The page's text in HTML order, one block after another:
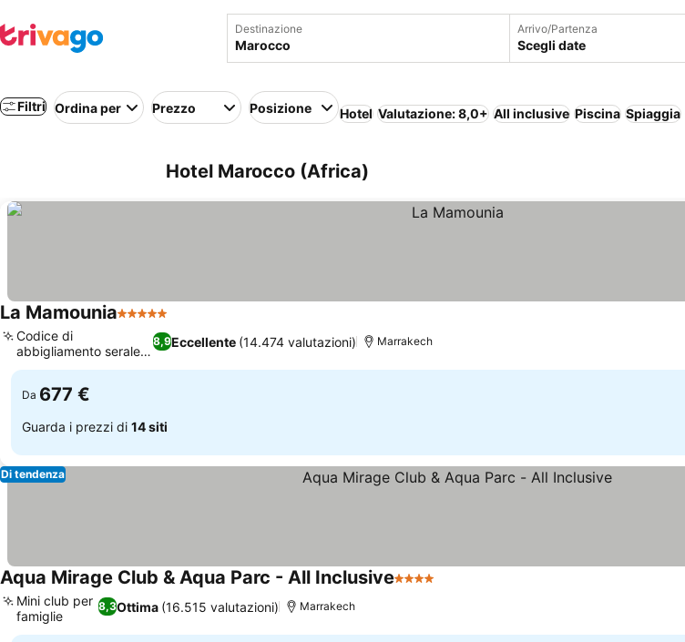
Destinazione Arrivo/Partenza
Scegli date
Filtri Ordina per Prezzo Posizione Hotel Valutazione: 8,0+ All inclusive Piscina Spiaggia
Hotel Marocco (Africa)
La Mamounia5 Stelle
8,9Eccellente (14.474 valutazioni)
Codice di
abbigliamento serale
raffinato
Marrakech
Da 677 €
Guarda i prezzi di 14 siti
Di tendenza
Aqua Mirage Club & Aqua Parc - All Inclusive4 Stelle
8,3Ottima (16.515 valutazioni)
Mini club per
famiglie
Marrakech